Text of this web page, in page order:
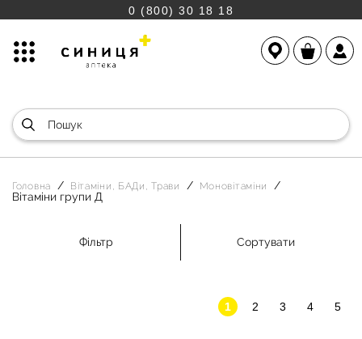
0 (800) 30 18 18
Головна Вітаміни, БАДи, Трави Моновітаміни
Вітаміни групи Д
Фільтр Сортувати
1 2 3 4 5